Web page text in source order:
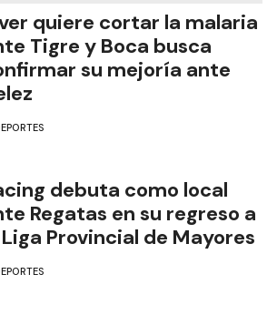
quiere cortar la malaria
Tigre y Boca busca
su mejoría ante
debuta como local
Regatas en su regreso a
Provincial de Mayores